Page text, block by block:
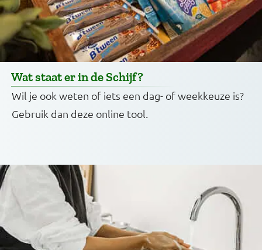
Wat staat er in de Schijf?
Wil je ook weten of iets een dag- of weekkeuze is?
Gebruik dan deze online tool.